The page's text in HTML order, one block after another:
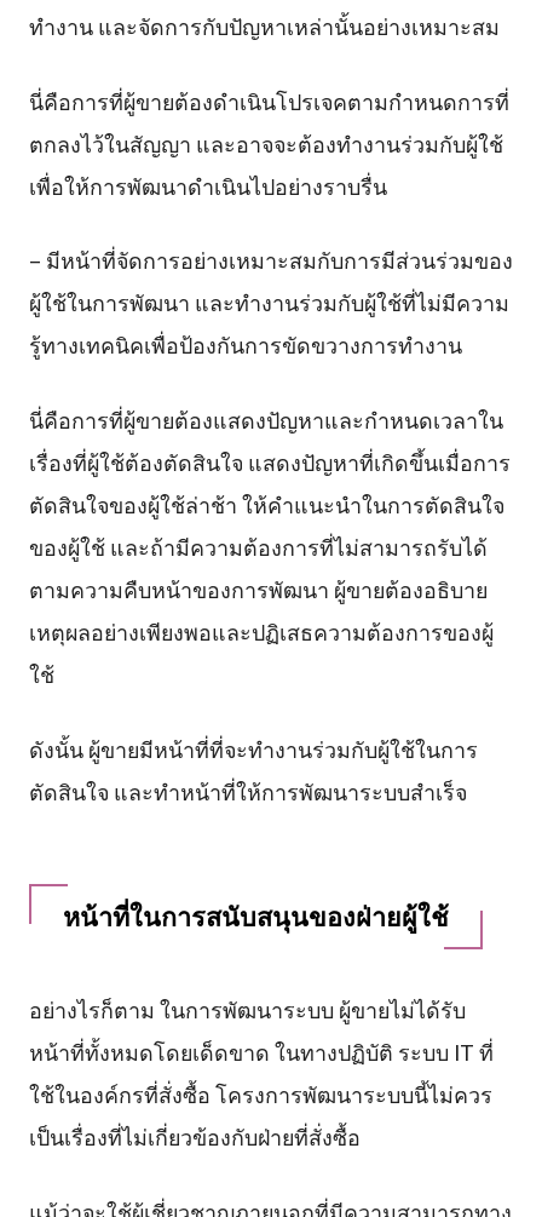
ทำงาน และจัดการกับปัญหาเหล่านั้นอย่างเหมาะสม
นี่คือการที่ผู้ขายต้องดำเนินโปรเจคตามกำหนดการที่
ตกลงไว้ในสัญญา และอาจจะต้องทำงานร่วมกับผู้ใช้
เพื่อให้การพัฒนาดำเนินไปอย่างราบรื่น
– มีหน้าที่จัดการอย่างเหมาะสมกับการมีส่วนร่วมของ
ผู้ใช้ในการพัฒนา และทำงานร่วมกับผู้ใช้ที่ไม่มีความ
รู้ทางเทคนิคเพื่อป้องกันการขัดขวางการทำงาน
นี่คือการที่ผู้ขายต้องแสดงปัญหาและกำหนดเวลาใน
เรื่องที่ผู้ใช้ต้องตัดสินใจ แสดงปัญหาที่เกิดขึ้นเมื่อการ
ตัดสินใจของผู้ใช้ล่าช้า ให้คำแนะนำในการตัดสินใจ
ของผู้ใช้ และถ้ามีความต้องการที่ไม่สามารถรับได้
ตามความคืบหน้าของการพัฒนา ผู้ขายต้องอธิบาย
เหตุผลอย่างเพียงพอและปฏิเสธความต้องการของผู้
ใช้
ดังนั้น ผู้ขายมีหน้าที่ที่จะทำงานร่วมกับผู้ใช้ในการ
ตัดสินใจ และทำหน้าที่ให้การพัฒนาระบบสำเร็จ
หน้าที่ในการสนับสนุนของฝ่ายผู้ใช้
อย่างไรก็ตาม ในการพัฒนาระบบ ผู้ขายไม่ได้รับ
หน้าที่ทั้งหมดโดยเด็ดขาด ในทางปฏิบัติ ระบบ IT ที่
ใช้ในองค์กรที่สั่งซื้อ โครงการพัฒนาระบบนี้ไม่ควร
เป็นเรื่องที่ไม่เกี่ยวข้องกับฝ่ายที่สั่งซื้อ